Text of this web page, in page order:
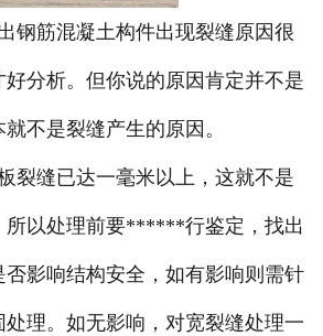
筋混凝土构件出现裂缝原因很
分析。但你说的原因肯定并不是
不是裂缝产生的原因。
缝已达一毫米以上，这就不是
所以处理前要******行鉴定，找出
影响结构安全，如有影响则需针
理。如无影响，对宽裂缝处理一